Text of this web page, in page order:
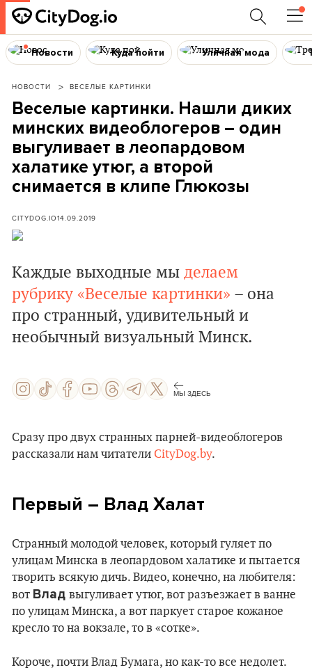
Новости Куда пойти Уличная мода
НОВОСТИ ВЕСЕЛЫЕ КАРТИНКИ
Веселые картинки. Нашли диких
минских видеоблогеров – один
выгуливает в леопардовом
халатике утюг, а второй
снимается в клипе Глюкозы
CITYDOG.IO14.09.2019
Каждые выходные мы делаем
рубрику «Веселые картинки» – она
про странный, удивительный и
необычный визуальный Минск.
МЫ ЗДЕСЬ
Сразу про двух странных парней-видеоблогеров
рассказали нам читатели CityDog.by.
Первый – Влад Халат
Странный молодой человек, который гуляет по
улицам Минска в леопардовом халатике и пытается
творить всякую дичь. Видео, конечно, на любителя:
вот Влад выгуливает утюг, вот разъезжает в ванне
по улицам Минска, а вот паркует старое кожаное
кресло то на вокзале, то в «сотке».
Короче, почти Влад Бумага, но как-то все недолет.